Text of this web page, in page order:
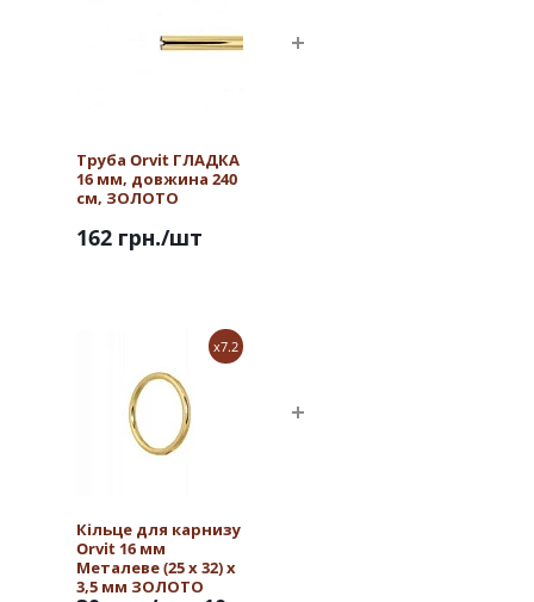
Труба Orvit ГЛАДКА
16 мм, довжина 240
см, ЗОЛОТО
162 грн./шт
x7.2
Кільце для карнизу
Orvit 16 мм
Металеве (25 х 32) х
3,5 мм ЗОЛОТО